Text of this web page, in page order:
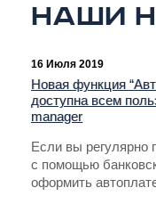
Наши
16 Июля 2019
Новая функция
доступна всем
manager
Если вы регулярно
с помощью
оформить